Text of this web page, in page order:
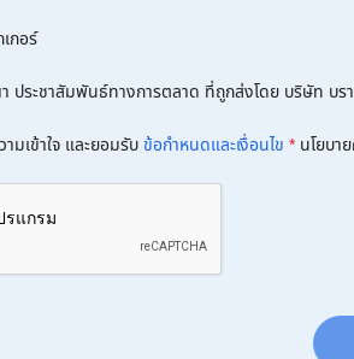
กอร์
ประชาสัมพันธ์ทางการตลาด ที่ถูกส่งโดย บริษัท บร
มเข้าใจ และยอมรับข้อกำหนดและเงื่อนไข * นโยบา